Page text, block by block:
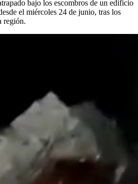
bajo los escombros de un edificio
el miércoles 24 de junio, tras los
región.